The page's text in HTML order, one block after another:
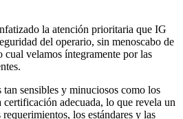
la atención prioritaria que IG
del operario, sin menoscabo de
cual velamos íntegramente por las
sensibles y minuciosos como los
adecuada, lo que revela un
los estándares y las